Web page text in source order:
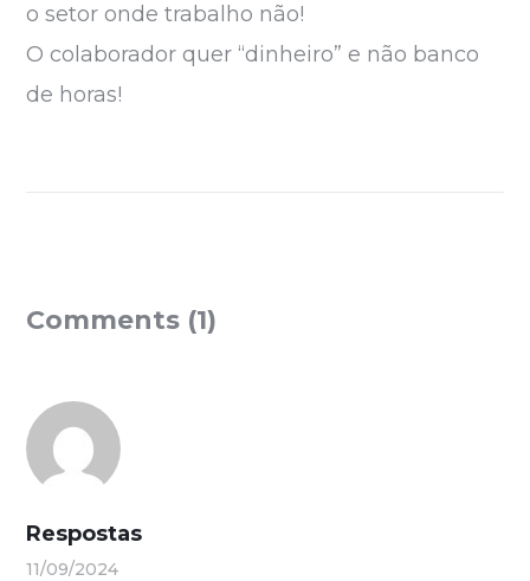
o setor onde trabalho não!
O colaborador quer “dinheiro” e não banco
de horas!
Comments (1)
Respostas
11/09/2024